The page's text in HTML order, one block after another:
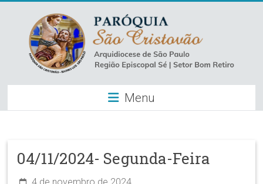
content
Paróquia
São
–
Luz
Menu
04/11/2024- Segunda-Feira